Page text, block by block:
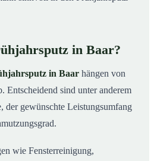
in Baar?
in Baar hängen von
Entscheidend sind unter anderem
der gewünschte Leistungsumfang
wie Fensterreinigung,